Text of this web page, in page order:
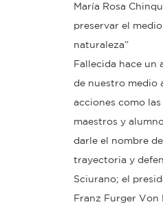
María Rosa
preservar el
naturaleza”
Fallecida hace un
de nuestro medio
acciones como
maestros y
darle el nombre
trayectoria y
Sciurano; el
Franz Furger Von